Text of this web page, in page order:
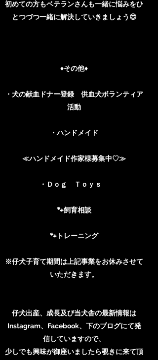
​初めての方もベテランさんも一緒に悩みをひ
とつづつ一緒に解決していきましょう😍
♦その他♦
・犬の献血ドナー登録 供血犬ボランティア
活動
・ハンドメイド
≪ハンドメイド作家様募集中♡≫
・Ｄｏｇ Ｔｏｙｓ
🐾飼育相談
🐾トレーニング
※仔犬子育て期間は上記事業をお休みさせて
いただきます。
​仔犬出産、成長及び当犬舎の最新情報は
Instagram、Facebook、下のブログにて発
信していますので、
少しでも興味が御座いましたら覗きに来て頂